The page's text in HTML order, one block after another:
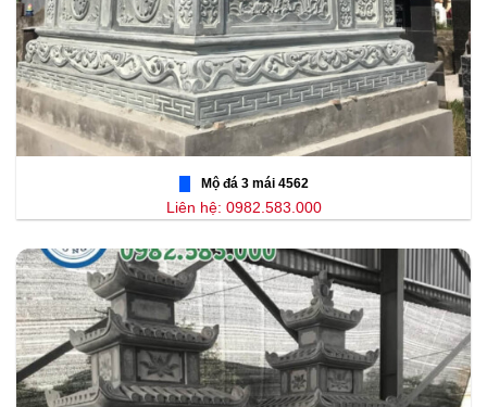
Mộ đá 3 mái 4562
Liên hệ: 0982.583.000